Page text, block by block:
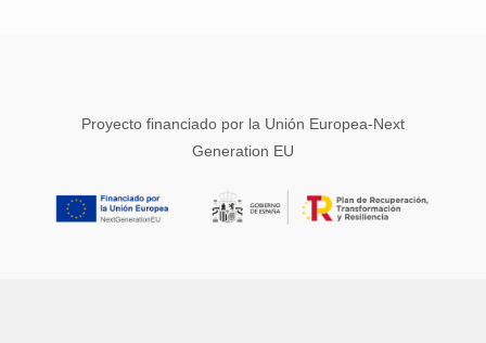
Proyecto financiado por la Unión Europea-Next
Generation EU